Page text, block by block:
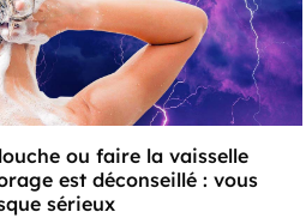
ou faire la vaisselle
est déconseillé : vous
sérieux